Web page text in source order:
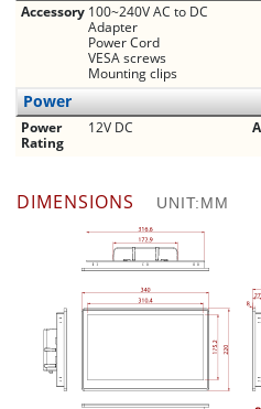
Accessory 100~240V AC to DC
Adapter
Power Cord
VESA screws
Mounting clips
Power
Power
Rating
12V DC
DIMENSIONS UNIT:MM